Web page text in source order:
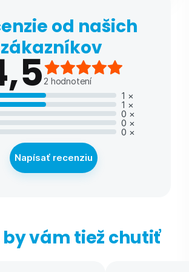
od našich
zákazníkov
2 hodnotení
1 ×
1 ×
0 ×
0 ×
0 ×
Napísať recenziu
by vám tiež chutiť